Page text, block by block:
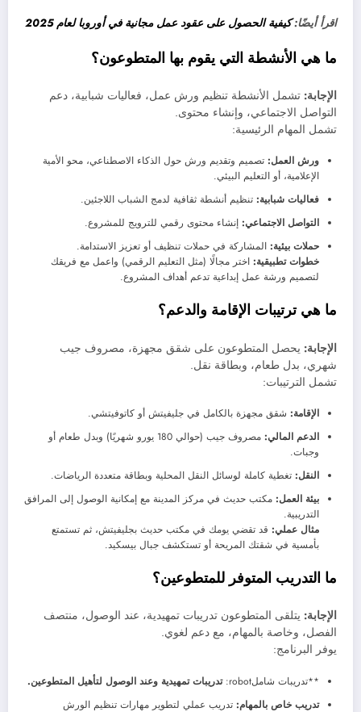
اقرأ أيضًا:كيفية الحصول على عقود عمل مجانية في أوروبا لعام 2025
ما هي الأنشطة التي يقوم بها المتطوعون؟
الإجابة: تشمل الأنشطة تنظيم ورش عمل، فعاليات شبابية، دعم
التواصل الاجتماعي، وإنشاء محتوى.
تشمل المهام الرئيسية:
ورش العمل: تصميم وتقديم ورش حول الذكاء الاصطناعي، محو الأمية
الإعلامية، أو التعليم البيئي.
فعاليات شبابية: تنظيم أنشطة ثقافية لدمج الشباب اللاجئين.
التواصل الاجتماعي: إنشاء محتوى رقمي للترويج للمشروع.
حملات بيئية: المشاركة في حملات تنظيف أو تعزيز الاستدامة.
خطوات تطبيقية: اختر مجالًا (مثل التعليم الرقمي) واعمل مع فريقك
لتصميم ورشة عمل إبداعية تدعم أهداف المشروع.
ما هي ترتيبات الإقامة والدعم؟
الإجابة: يحصل المتطوعون على شقق مجهزة، مصروف جيب
شهري، بدل طعام، وبطاقة نقل.
تشمل الترتيبات:
الإقامة: شقق مجهزة بالكامل في جليفيتش أو كاتوفيتشي.
الدعم المالي:
مصروف جيب (حوالي 180 يورو شهريًا) وبدل طعام أو
وجبات.
النقل: تغطية كاملة لوسائل النقل المحلية وبطاقة متعددة الرياضات.
بيئة العمل: مكتب حديث في مركز المدينة مع إمكانية الوصول إلى المرافق
التدريبية.
مثال عملي: قد تقضي يومك في مكتب حديث بجليفيتش، ثم تستمتع
بأمسية في شقتك المريحة أو تستكشف جبال بيسكيد.
ما التدريب المتوفر للمتطوعين؟
الإجابة: يتلقى المتطوعون تدريبات تمهيدية، عند الوصول، منتصف
الفصل، وخاصة بالمهام، مع دعم لغوي.
يوفر البرنامج:
**تدريبات شاملrobot:
تدريبات تمهيدية وعند الوصول لتأهيل المتطوعين.
تدريب خاص بالمهام: تدريب عملي لتطوير مهارات تنظيم الورش